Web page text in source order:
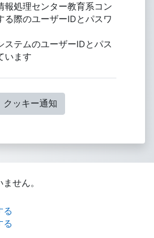
報処理センター教育系コン
る際のユーザーIDとパスワ
ステムのユーザーIDとパス
います
クッキー通知
せん。
る
る